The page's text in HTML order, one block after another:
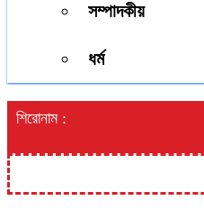
সম্পাদকীয়
ধর্ম
শিরোনাম :